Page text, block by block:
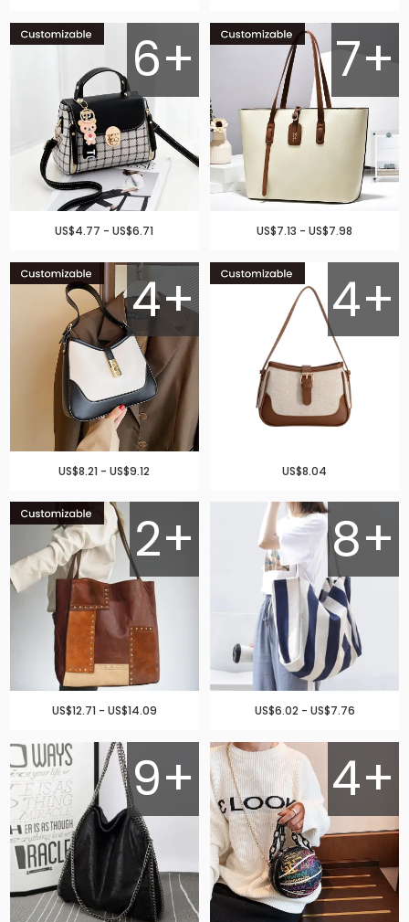
7+
US$7.13 - US$7.98
6+
US$4.77 - US$6.71
4+
US$8.04
4+
US$8.21 - US$9.12
8+
US$6.02 - US$7.76
2+
US$12.71 - US$14.09
4+
9+